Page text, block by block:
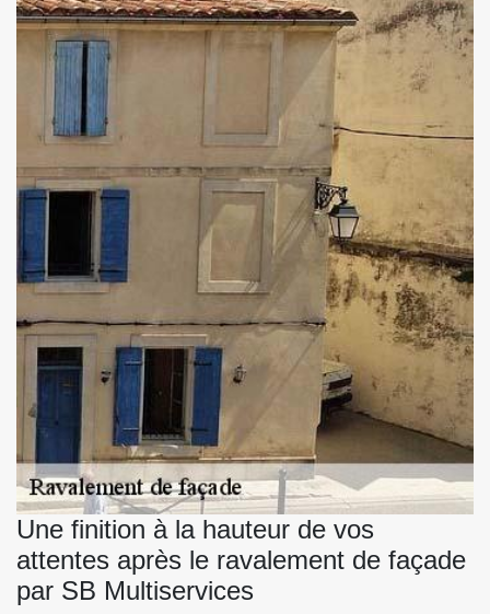
Une finition à la hauteur de vos
attentes après le ravalement de façade
par SB Multiservices